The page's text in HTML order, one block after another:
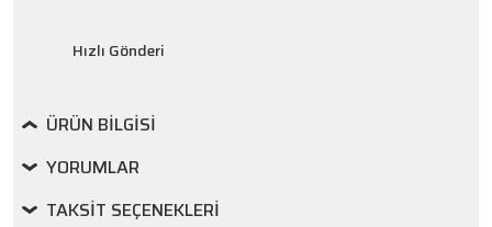
Hızlı Gönderi
ÜRÜN BILGISI
YORUMLAR
TAKSIT SEÇENEKLERI